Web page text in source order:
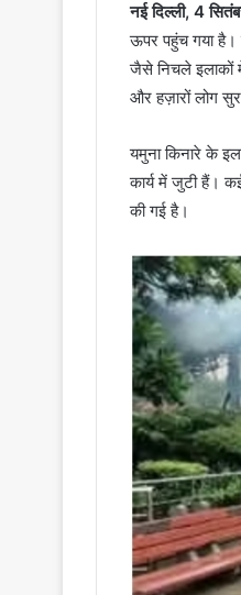
नई दिल्ली, 4
ऊपर पहुंच गया है।
जैसे निचले इलाकों
और हज़ारों लोग
यमुना किनारे के
कार्य में जुटी हैं।
की गई है।